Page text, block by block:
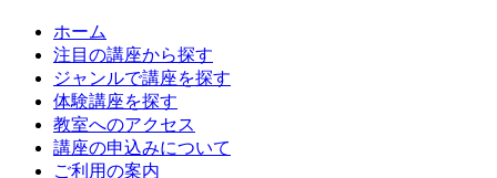
ホーム
注目の講座から探す
ジャンルで講座を探す
体験講座を探す
教室へのアクセス
講座の申込みについて
ご利用の案内